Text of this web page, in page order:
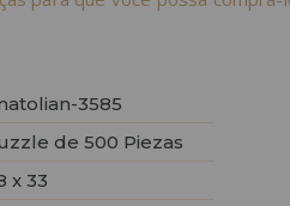
3585
de 500 Piezas
x 33